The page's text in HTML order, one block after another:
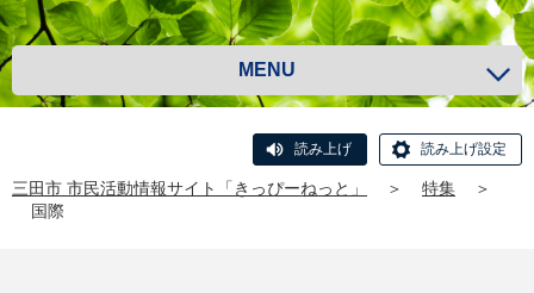
MENU
読み上げ 読み上げ設定
三田市 市民活動情報サイト「きっぴーねっと」 ＞ 特集
＞
国際